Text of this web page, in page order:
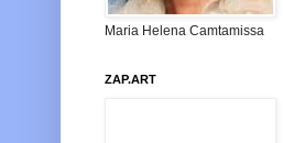
Maria Helena Camtamissa
ZAP.ART